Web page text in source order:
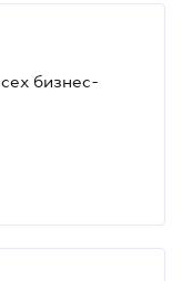
бизнес-